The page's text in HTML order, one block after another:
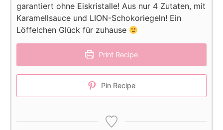
garantiert ohne Eiskristalle! Aus nur 4 Zutaten, mit
Karamellsauce und LION-Schokoriegeln! Ein
Löffelchen Glück für zuhause
Print Recipe
Pin Recipe